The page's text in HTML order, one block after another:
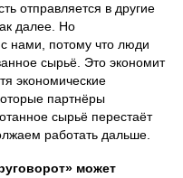
отправляется в другие
далее. Но
нами, потому что люди
сырьё. Это экономит
экономические
партнёры
сырьё перестаёт
работать дальше.
может